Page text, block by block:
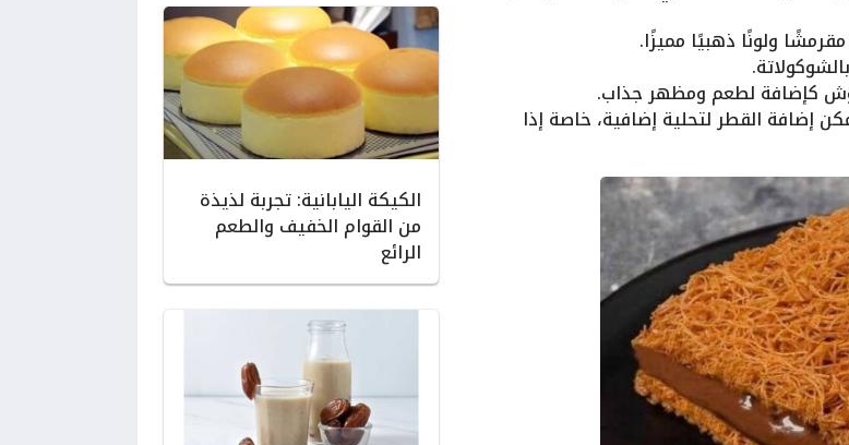
الكيكة اليابانية: تجربة لذيذة
من القوام الخفيف والطعم
الرائع
ولونًا ذهبيًا مميزًا.
كإضافة لطعم ومظهر جذاب.
إضافة القطر لتحلية إضافية، خاصة إذا